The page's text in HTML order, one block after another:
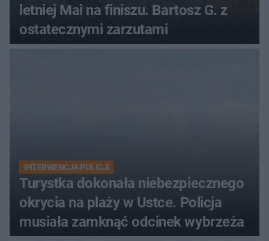
letniej Mai na finiszu. Bartosz G. z
ostatecznymi zarzutami
INTERWENCJA POLICJI
Turystka dokonała niebezpiecznego
okrycia na plaży w Ustce. Policja
musiała zamknąć odcinek wybrzeża